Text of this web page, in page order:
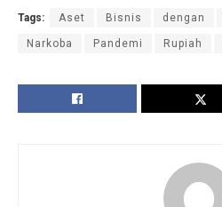
Tags: Aset Bisnis dengan
Narkoba Pandemi Rupiah